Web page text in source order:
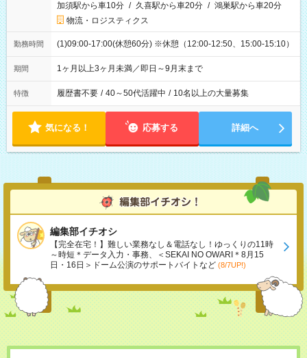
加須駅から車10分 / 久喜駅から車20分 / 鴻巣駅から車20分
物流・ロジスティクス
勤務時間 (1)09:00-17:00(休憩60分) ※休憩（12:00-12:50、15:00-15:10）
期間 1ヶ月以上3ヶ月未満／即日～9月末まで
特徴 履歴書不要 / 40～50代活躍中 / 10名以上の大量募集
気になる！ 応募する 詳細へ
編集部イチオシ
【完全在宅！】難しい業務なし＆電話なし！ゆっくりの11時
～時短＊データ入力・事務、＜SEKAI NO OWARI＊8月15
日・16日＞ドーム公演のサポートバイトなど (8/7UP!)